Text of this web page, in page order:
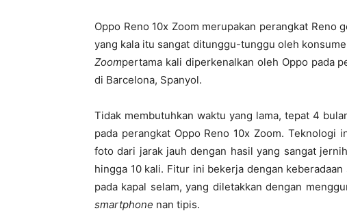
Oppo Reno 10x Zoom merupakan perangkat
yang kala itu sangat ditunggu-tunggu oleh
Zoompertama kali diperkenalkan oleh Oppo pada
di Barcelona, Spanyol.
Tidak membutuhkan waktu yang lama, tepat 4
pada perangkat Oppo Reno 10x Zoom. Teknologi
foto dari jarak jauh dengan hasil yang sangat
hingga 10 kali. Fitur ini bekerja dengan
pada kapal selam, yang diletakkan dengan
smartphone nan tipis.